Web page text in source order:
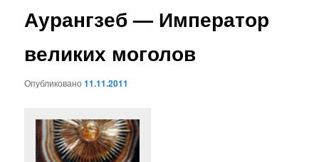
содержимому
Аурангзеб — Император
великих моголов
Опубликовано11.11.2011